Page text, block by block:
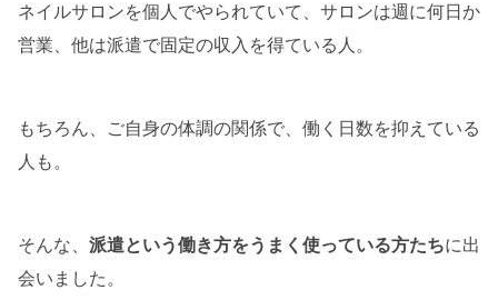
ネイルサロンを個人でやられていて、サロンは週に何日か
営業、他は派遣で固定の収入を得ている人。
もちろん、ご自身の体調の関係で、働く日数を抑えている
人も。
そんな、 派遣という働き方をうまく使っている方たちに出
会いました。